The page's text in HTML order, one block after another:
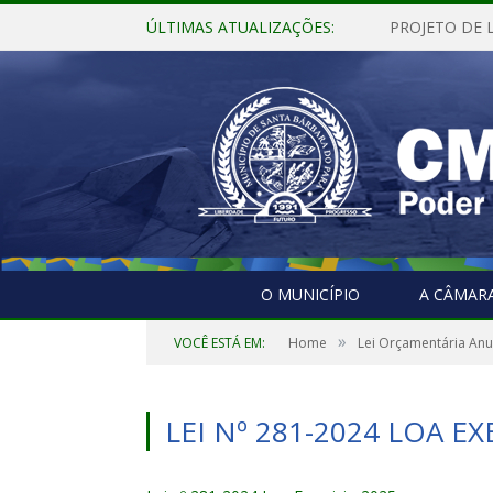
ÚLTIMAS ATUALIZAÇÕES:
O MUNICÍPIO A
VOCÊ ESTÁ EM: Home » Lei Orçamentária
LEI Nº 281-2024 LOA